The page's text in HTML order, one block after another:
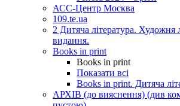
АСС-Центр Москва
109.te.ua
2 Дитяча література. Художня
видання.
Books in print
Books in print
Показати всі
Books in print. Дитяча
АРХІВ (до вияснення) (див